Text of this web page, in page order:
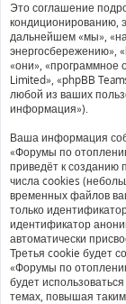
Это соглашение
кондиционированию,
дальнейшем «мы»,
энергосбережению»,
«они», «программное
Limited», «phpBB
любой из ваших
информация»).
Ваша информация
«Форумы по
приведёт к созданию
числа cookies
временных файлов
только
идентификатор
автоматически
Третья cookie будет
«Форумы по
будет
темах, повышая